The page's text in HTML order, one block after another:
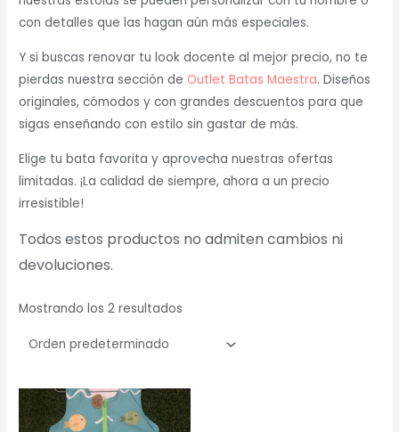
con detalles que las hagan aún más especiales.
Y si buscas renovar tu look docente al mejor precio, no te
pierdas nuestra sección de Outlet Batas Maestra. Diseños
originales, cómodos y con grandes descuentos para que
sigas enseñando con estilo sin gastar de más.
Elige tu bata favorita y aprovecha nuestras ofertas
limitadas. ¡La calidad de siempre, ahora a un precio
irresistible!
Todos estos productos no admiten cambios ni
devoluciones.
Mostrando los 2 resultados
Este
producto